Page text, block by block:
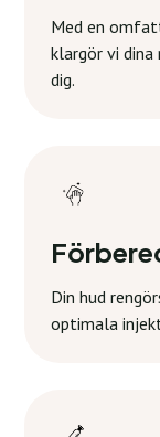
Med en
klargör vi
dig.
Din hud
optimala